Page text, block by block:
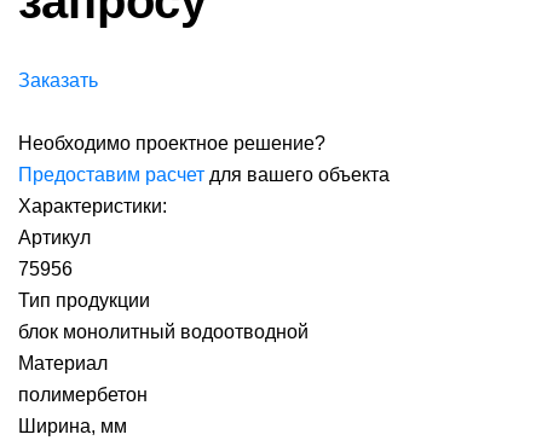
Заказать
Необходимо проектное решение?
Предоставим расчет для вашего объекта
Характеристики:
Артикул
75956
Тип продукции
блок монолитный водоотводной
Материал
полимербетон
Ширина, мм